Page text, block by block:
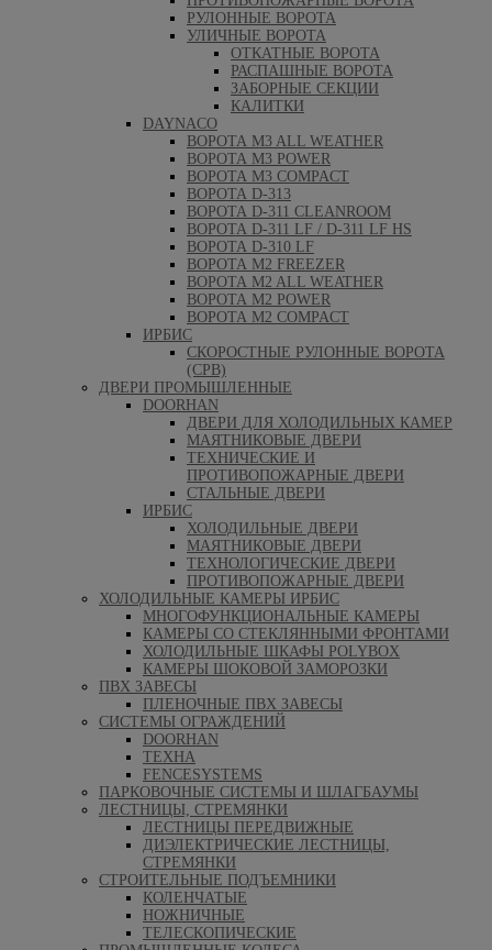
РУЛОННЫЕ ВОРОТА
УЛИЧНЫЕ ВОРОТА
ОТКАТНЫЕ ВОРОТА
РАСПАШНЫЕ ВОРОТА
ЗАБОРНЫЕ СЕКЦИИ
КАЛИТКИ
DAYNACO
ВОРОТА M3 ALL WEATHER
ВОРОТА M3 POWER
ВОРОТА M3 COMPACT
ВОРОТА D-313
ВОРОТА D-311 CLEANROOM
ВОРОТА D-311 LF / D-311 LF HS
ВОРОТА D-310 LF
ВОРОТА M2 FREEZER
ВОРОТА M2 ALL WEATHER
ВОРОТА M2 POWER
ВОРОТА M2 COMPACT
ИРБИС
СКОРОСТНЫЕ РУЛОННЫЕ ВОРОТА
(СРВ)
ДВЕРИ ПРОМЫШЛЕННЫЕ
DOORHAN
ДВЕРИ ДЛЯ ХОЛОДИЛЬНЫХ КАМЕР
МАЯТНИКОВЫЕ ДВЕРИ
ТЕХНИЧЕСКИЕ И
ПРОТИВОПОЖАРНЫЕ ДВЕРИ
СТАЛЬНЫЕ ДВЕРИ
ИРБИС
ХОЛОДИЛЬНЫЕ ДВЕРИ
МАЯТНИКОВЫЕ ДВЕРИ
ТЕХНОЛОГИЧЕСКИЕ ДВЕРИ
ПРОТИВОПОЖАРНЫЕ ДВЕРИ
ХОЛОДИЛЬНЫЕ КАМЕРЫ ИРБИС
МНОГОФУНКЦИОНАЛЬНЫЕ КАМЕРЫ
КАМЕРЫ СО СТЕКЛЯННЫМИ ФРОНТАМИ
ХОЛОДИЛЬНЫЕ ШКАФЫ POLYBOX
КАМЕРЫ ШОКОВОЙ ЗАМОРОЗКИ
ПВХ ЗАВЕСЫ
ПЛЕНОЧНЫЕ ПВХ ЗАВЕСЫ
СИСТЕМЫ ОГРАЖДЕНИЙ
DOORHAN
ТЕХНА
FENCESYSTEMS
ПАРКОВОЧНЫЕ СИСТЕМЫ И ШЛАГБАУМЫ
ЛЕСТНИЦЫ, СТРЕМЯНКИ
ЛЕСТНИЦЫ ПЕРЕДВИЖНЫЕ
ДИЭЛЕКТРИЧЕСКИЕ ЛЕСТНИЦЫ,
СТРЕМЯНКИ
СТРОИТЕЛЬНЫЕ ПОДЪЕМНИКИ
КОЛЕНЧАТЫЕ
НОЖНИЧНЫЕ
ТЕЛЕСКОПИЧЕСКИЕ